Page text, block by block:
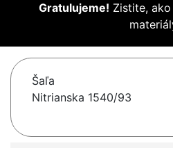
Gratulujeme! Zistite,
Šaľa
Nitrianska 1540/93